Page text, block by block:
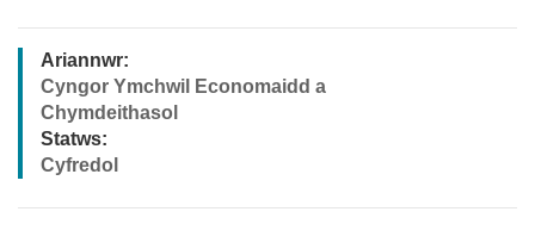
Ariannwr:
Cyngor Ymchwil Economaidd a
Chymdeithasol
Statws:
Cyfredol